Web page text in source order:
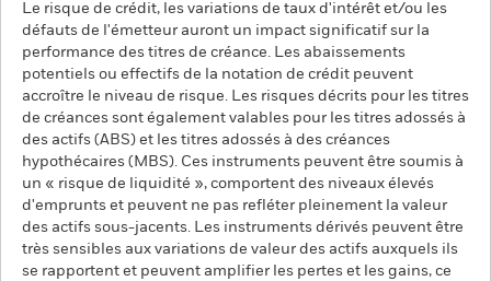
Le risque de crédit, les variations de taux d'intérêt et/ou les
défauts de l'émetteur auront un impact significatif sur la
performance des titres de créance. Les abaissements
potentiels ou effectifs de la notation de crédit peuvent
accroître le niveau de risque. Les risques décrits pour les titres
de créances sont également valables pour les titres adossés à
des actifs (ABS) et les titres adossés à des créances
hypothécaires (MBS). Ces instruments peuvent être soumis à
un « risque de liquidité », comportent des niveaux élevés
d'emprunts et peuvent ne pas refléter pleinement la valeur
des actifs sous-jacents. Les instruments dérivés peuvent être
très sensibles aux variations de valeur des actifs auxquels ils
se rapportent et peuvent amplifier les pertes et les gains, ce